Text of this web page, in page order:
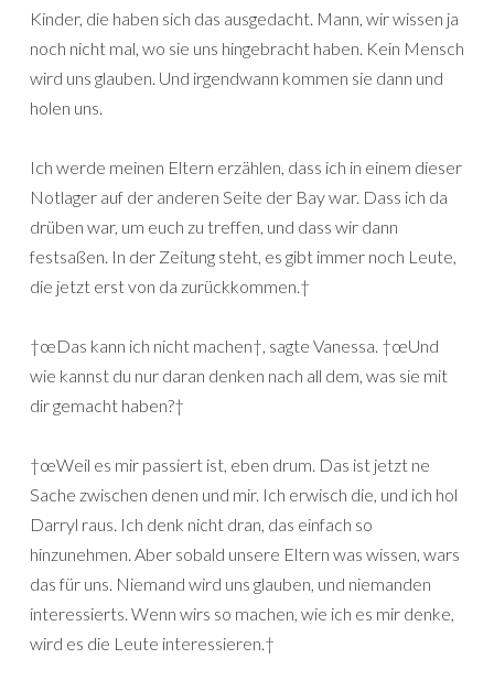
Kinder, die haben sich das ausgedacht. Mann, wir wissen ja
noch nicht mal, wo sie uns hingebracht haben. Kein Mensch
wird uns glauben. Und irgendwann kommen sie dann und
holen uns.
Ich werde meinen Eltern erzählen, dass ich in einem dieser
Notlager auf der anderen Seite der Bay war. Dass ich da
drüben war, um euch zu treffen, und dass wir dann
festsaßen. In der Zeitung steht, es gibt immer noch Leute,
die jetzt erst von da zurückkommen.†
†œDas kann ich nicht machen†, sagte Vanessa. †œUnd
wie kannst du nur daran denken nach all dem, was sie mit
dir gemacht haben?†
†œWeil es mir passiert ist, eben drum. Das ist jetzt ne
Sache zwischen denen und mir. Ich erwisch die, und ich hol
Darryl raus. Ich denk nicht dran, das einfach so
hinzunehmen. Aber sobald unsere Eltern was wissen, wars
das für uns. Niemand wird uns glauben, und niemanden
interessierts. Wenn wirs so machen, wie ich es mir denke,
wird es die Leute interessieren.†